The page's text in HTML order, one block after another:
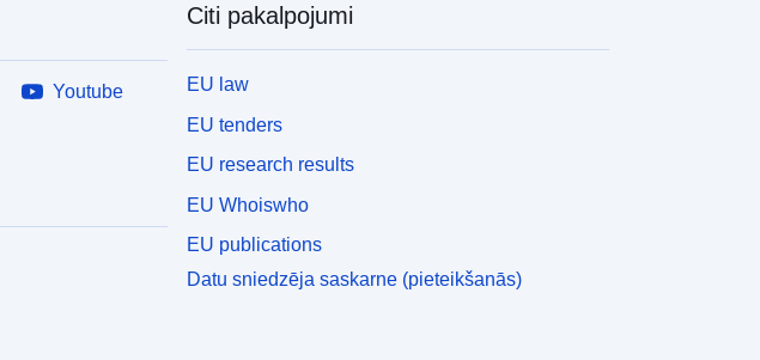
Youtube
Citi pakalpojumi
EU law
EU tenders
EU research results
EU Whoiswho
EU publications
Datu sniedzēja saskarne (pieteikšanās)